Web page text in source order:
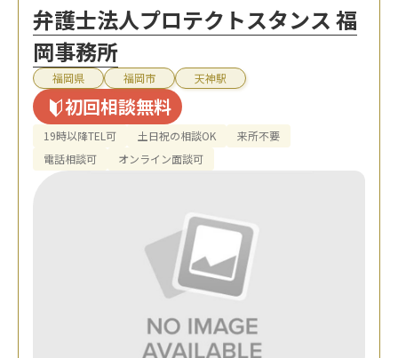
弁護士法人プロテクトスタンス 福
岡事務所
福岡県 福岡市 天神駅
初回相談無料
19時以降TEL可 土日祝の相談OK
来所不要
電話相談可
オンライン面談可